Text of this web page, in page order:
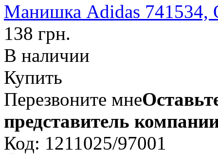
Манишка Adidas
138 грн.
В наличии
Купить
Перезвоните мне
представитель
Код: 1211025/97001